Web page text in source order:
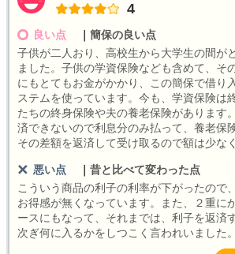
4
良い点
簡保の良い点
子供が二人おり、高校生から大学生の間が
ました。子供の学資保険なども含めて、そ
にもとてもお金がかかり、この簡保で借り
ステムを使っています。今も、学資保険は
たちの終身保険や夫の養老保険があります
済できないので利息分のみ払って、養老保
その差額を返済して受け取るので額は少な
悪い点
昔と比べて変わった点
こういう商品の利子の利率が下がったので
お得感が無くなっています。また、２重に
ースにもなって、それまでは、利子を返済
次ぎ何に入るかをしつこく言われいました。